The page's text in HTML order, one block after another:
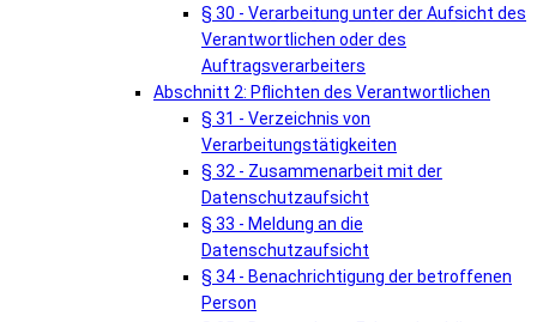
§ 30 - Verarbeitung unter der Aufsicht des
Verantwortlichen oder des
Auftragsverarbeiters
Abschnitt 2: Pflichten des Verantwortlichen
§ 31 - Verzeichnis von
Verarbeitungstätigkeiten
§ 32 - Zusammenarbeit mit der
Datenschutzaufsicht
§ 33 - Meldung an die
Datenschutzaufsicht
§ 34 - Benachrichtigung der betroffenen
Person